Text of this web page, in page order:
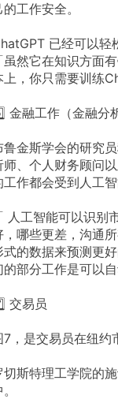
的工作安全。
已经可以轻
虽然它在知识方面
上，你只需要训练
金融工作（金融分
鲁金斯学会的研究
师、个人财务顾问
工作都会受到人工智
人工智能可以识别
，哪些更差，沟通
式的数据来预测更
的部分工作是可以自
交易员
7，是交易员在纽约
切斯特理工学院的